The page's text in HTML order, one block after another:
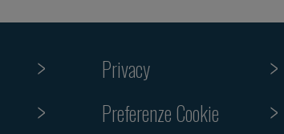
Privacy
Preferenze Cookie